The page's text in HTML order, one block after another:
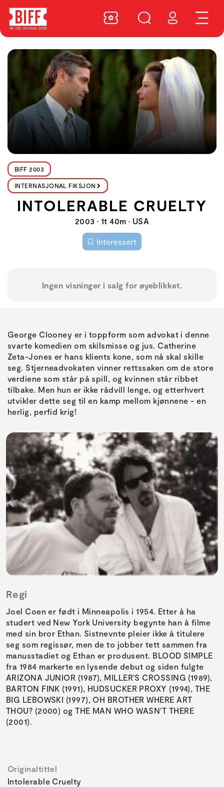
BIFF 2003
INTERNASJONAL FIKSJON
INTOLERABLE CRUELTY
2003 • 1t 40m • USA
Interessert
Ingen visninger i salg for øyeblikket.
George Clooney er i toppform som advokat i denne
svarte komedien om skilsmisse og jus. Catherine
Zeta-Jones er hans klients kone, som nå skal skille
seg. Stjerneadvokaten vinner rettssaken om de store
verdiene som står på spill, og kvinnen står ribbet
tilbake. Men hun er ikke rådvill lenge, og etterhvert
utvikler dette seg til en kamp mellom kjønnene - en
herlig, perfid krig!
Regi
Joel Coen er født i Minneapolis i 1954. Etter å ha
studert ved New York University begynte han å filme
med sin bror Ethan. Sistnevnte pleier ikke å titulere
seg som regissør, men de to jobber tett sammen fra
manusstadiet og Ethan er produsent. BLOOD SIMPLE
fra 1984 markerte en lysende debut og siden fulgte
ARIZONA JUNIOR (1987), MILLER'S CROSSING (1989),
BARTON FINK (1991), HUDSUCKER PROXY (1994), THE
BIG LEBOWSKI (1997), OH BROTHER WHERE ART
THOU? (2000) og THE MAN WHO WASN'T THERE
(2001).
Originaltittel
Intolerable Cruelty